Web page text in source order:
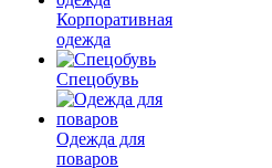
Корпоративная
одежда
Спецобувь
Одежда для
поваров